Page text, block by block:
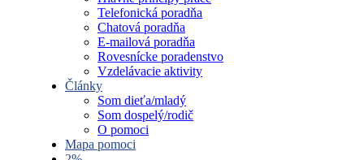
Telefonická poradňa
Chatová poradňa
E-mailová poradňa
Rovesnícke poradenstvo
Vzdelávacie aktivity
Články
Som dieťa/mladý
Som dospelý/rodič
O pomoci
Mapa pomoci